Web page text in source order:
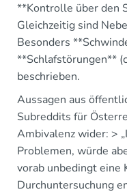
**Kontrolle über den
Gleichzeitig sind
Besonders
**Schlafstörungen**
beschrieben.
Aussagen aus
Subreddits für
Ambivalenz wider: >
Problemen, würde
vorab unbedingt eine
Durchuntersuchung